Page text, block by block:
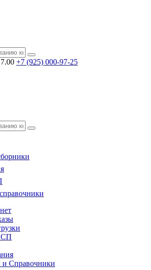
+7 (925) 000-97-25
Справочники